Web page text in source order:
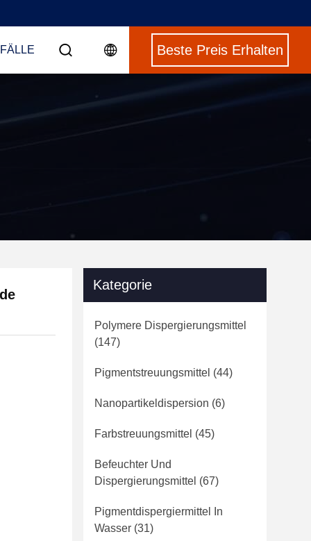
Beste Preis Erhalten
Kategorie
Polymere Dispergierungsmittel
(147)
Pigmentstreuungsmittel (44)
Nanopartikeldispersion (6)
Farbstreuungsmittel (45)
Befeuchter Und
Dispergierungsmittel (67)
Pigmentdispergiermittel In
Wasser (31)